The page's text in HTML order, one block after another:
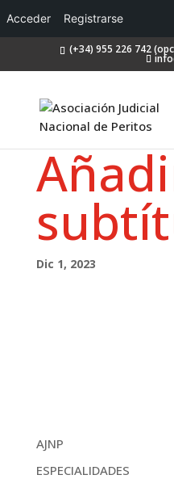
Acceder Registrarse
(+34) 955 226 742
Dic 1, 2023
AJNP
ESPECIALIDADES